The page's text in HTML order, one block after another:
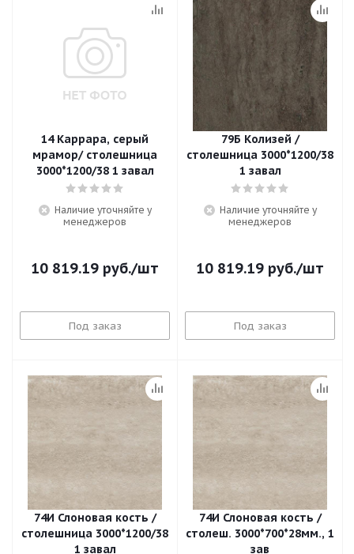
14 Каррара, серый
мрамор/ столешница
3000*1200/38 1 завал
Наличие уточняйте у
менеджеров
10 819.19 руб./шт
Под заказ
79Б Колизей /
столешница 3000*1200/38
1 завал
Наличие уточняйте у
менеджеров
10 819.19 руб./шт
Под заказ
74И Слоновая кость /
столешница 3000*1200/38
1 завал
74И Слоновая кость /
столеш. 3000*700*28мм., 1
зав